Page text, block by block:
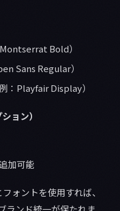
Bold）
Sans Regular）
：Playfair Display）
ョン）
加可能
ォントを使用すれば、